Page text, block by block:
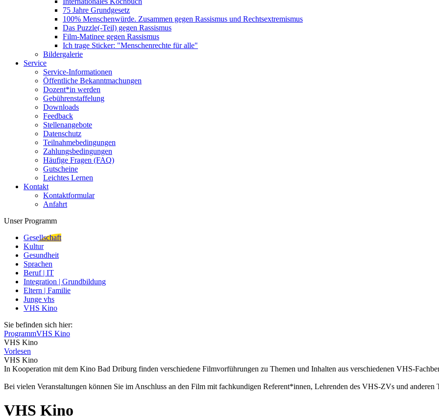
75 Jahre Grundgesetz
100% Menschenwürde. Zusammen gegen Rassismus und Rechtsextremismus
Das Puzzle(-Teil) gegen Rassismus
Film-Matinee gegen Rassismus
Ich trage Sticker: "Menschenrechte für alle"
Bildergalerie
Service
Service-Informationen
Öffentliche Bekanntmachungen
Dozent*in werden
Gebührenstaffelung
Downloads
Feedback
Stellenangebote
Datenschutz
Teilnahmebedingungen
Zahlungsbedingungen
Häufige Fragen (FAQ)
Gutscheine
Leichtes Lernen
Kontakt
Kontaktformular
Anfahrt
Unser Programm
Gesellschaft
Kultur
Gesundheit
Sprachen
Beruf | IT
Integration | Grundbildung
Eltern | Familie
Junge vhs
VHS Kino
Sie befinden sich hier:
ProgrammVHS Kino
VHS Kino
Vorlesen
VHS Kino
In Kooperation mit dem Kino Bad Driburg finden verschiedene Filmvorführungen zu Themen und Inhalten aus verschiedenen VHS-
Bei vielen Veranstaltungen können Sie im Anschluss an den Film mit fachkundigen Referent*innen, Lehrenden des VHS-ZVs und anderen
VHS Kino